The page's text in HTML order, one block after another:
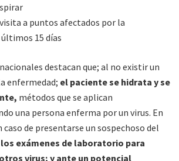
a puntos afectados por la
15 días
destacan que; al no existir un
enfermedad; el paciente se hidrata y se
métodos que se aplican
una persona enferma por un virus. En
caso de presentarse un sospechoso del
exámenes de laboratorio para
virus; y ante un potencial